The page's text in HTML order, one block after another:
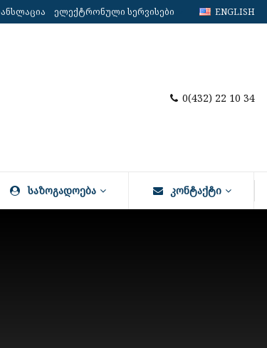
ელექტრონული სერვისები ENGLISH
0(432) 22 10 34
ᲡᲐᲖᲝᲒᲐᲓᲝᲔᲑᲐ ᲙᲝᲜᲢᲐᲥᲢᲘ